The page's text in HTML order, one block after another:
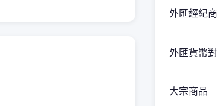
外匯經紀商
外匯貨幣對
大宗商品